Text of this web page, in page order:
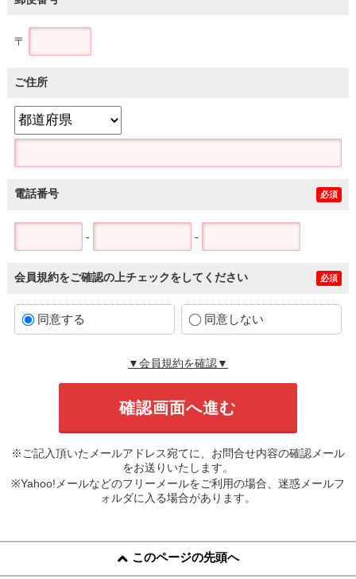
〒
ご住所
電話番号 必須
- -
会員規約をご確認の上チェックをしてください 必須
同意する 同意しない
▼会員規約を確認▼
※ご記入頂いたメールアドレス宛てに、お問合せ内容の確認メール
をお送りいたします。
※Yahoo!メールなどのフリーメールをご利用の場合、迷惑メールフ
ォルダに入る場合があります。
このページの先頭へ